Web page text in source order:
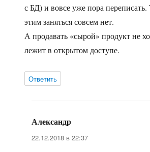
с БД) и вовсе уже пора
этим заняться совсем нет.
А продавать «сырой» продукт не
лежит в открытом доступе.
Ответить
Александр
22.12.2018 в 22:37